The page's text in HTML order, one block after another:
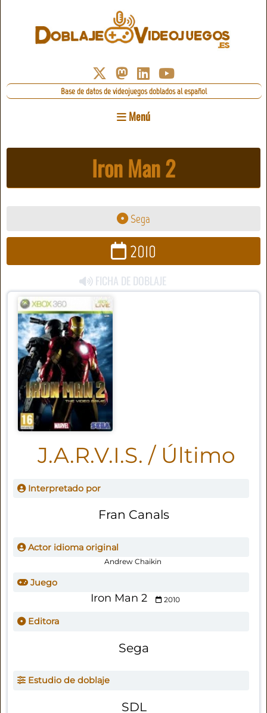
Base de datos de videojuegos doblados al español
Menú
Iron Man 2
Sega
2010
FICHA DE DOBLAJE
J.A.R.V.I.S. / Último
Interpretado por
Fran Canals
Actor idioma original
Andrew Chaikin
Juego
Iron Man 2 2010
Editora
Sega
Estudio de doblaje
SDL